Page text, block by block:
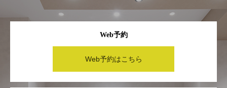
Web予約
Web予約はこちら